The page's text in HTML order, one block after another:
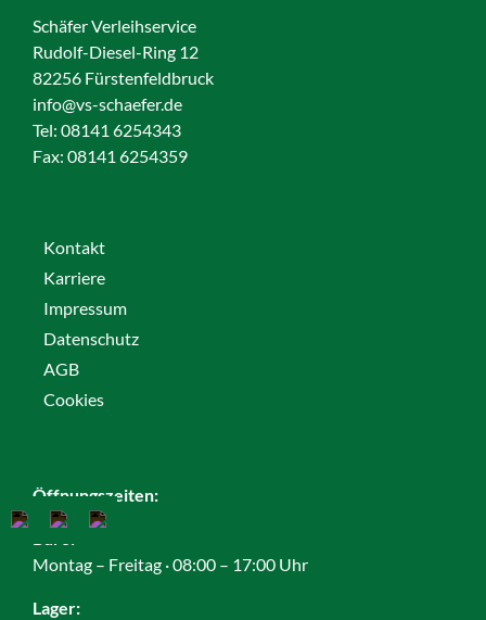
Schäfer Verleihservice
Rudolf-Diesel-Ring 12
82256 Fürstenfeldbruck
info@vs-schaefer.de
Tel: 08141 6254343
Fax: 08141 6254359
Kontakt
Karriere
Impressum
Datenschutz
AGB
Cookies
Öffnungszeiten:
Montag – Freitag · 08:00 – 17:00 Uhr
Lager: